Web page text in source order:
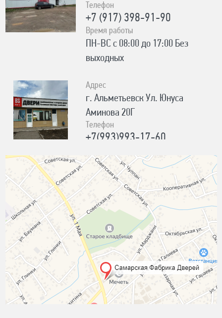
Телефон
+7 (917) 398-91-90
Время работы
ПН-ВС с 08:00 до 17:00 Без
выходных
Адрес
г. Альметьевск Ул. Юнуса
Аминова 20Г
Телефон
+7(993)993-17-60
ПН-ПТ с 8:00 до 19:00; СБ,ВС с
8:00 до 18:00
Адрес
г. Лениногорск Ул. Шашина 26А
Телефон
+7(987)184-89-03
Время работы
ПН-ПТ с 8:00 до 17:00, СБ с 10:00
до 15:00, ВС-ВЫХОДНОЙ